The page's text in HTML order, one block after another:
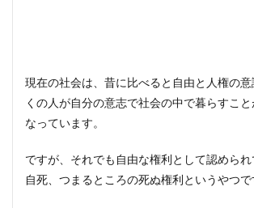
現在の社会は、昔に比べると自由と人権の
くの人が自分の意志で社会の中で暮らすこ
なっています。
ですが、それでも自由な権利として認めら
自死、つまるところの死ぬ権利というやつで